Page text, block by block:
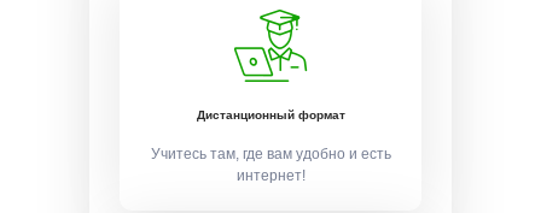
Дистанционный формат
Учитесь там, где вам удобно и есть
интернет!